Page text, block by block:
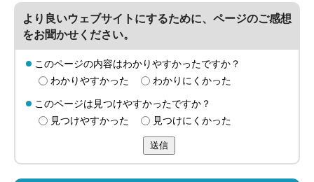
より良いウェブサイトにするために、ページのご感想
をお聞かせください。
このページの内容はわかりやすかったですか？
わかりやすかった
わかりにくかった
このページは見つけやすかったですか？
見つけやすかった
見つけにくかった
送信